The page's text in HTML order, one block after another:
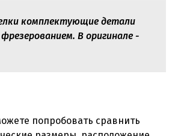
комплектующие детали
В оригинале -
попробовать сравнить